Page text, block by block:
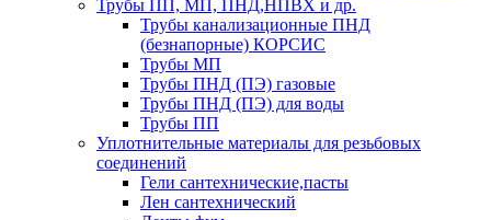
Трубы ПП, МП, ПНД,НПВХ и др.
Трубы канализационные ПНД
(безнапорные) КОРСИС
Трубы МП
Трубы ПНД (ПЭ) газовые
Трубы ПНД (ПЭ) для воды
Трубы ПП
Уплотнительные материалы для резьбовых
соединений
Гели сантехнические,пасты
Лен сантехнический